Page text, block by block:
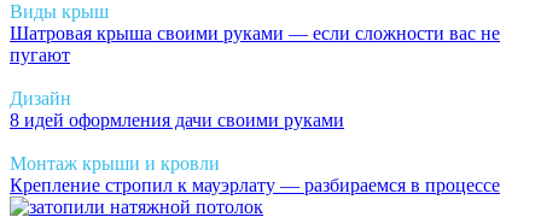
Виды крыш
Шатровая крыша своими руками — если сложности вас не
пугают
Дизайн
8 идей оформления дачи своими руками
Монтаж крыши и кровли
Крепление стропил к мауэрлату — разбираемся в процессе